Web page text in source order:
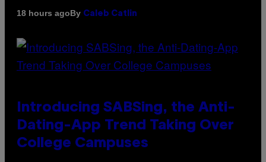
18 hours agoBy Caleb Catlin
Introducing SABSing, the Anti-
Dating-App Trend Taking Over
College Campuses